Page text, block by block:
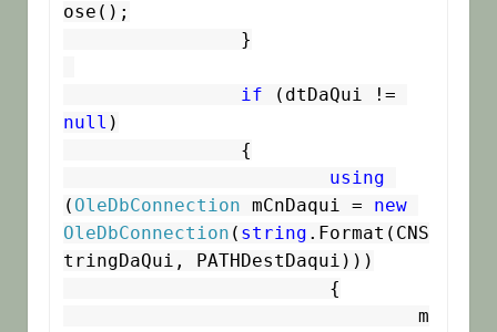
ose();
if
null )
using
( OleDbConnection mCnDaqui = new
OleDbConnection ( string .Format(CNS
tringDaQui, PATHDestDaqui)))